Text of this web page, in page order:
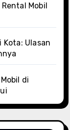
Mobil
Kota: Ulasan
di